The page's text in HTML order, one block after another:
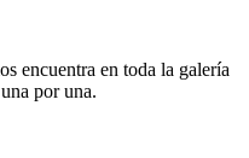
encuentra en toda la galería
por una.